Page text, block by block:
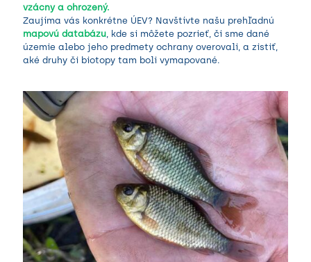
vzácny a ohrozený.
Zaujíma vás konkrétne ÚEV? Navštívte našu prehľadnú
mapovú databázu , kde si môžete pozrieť, či sme dané
územie alebo jeho predmety ochrany overovali, a zistiť,
aké druhy či biotopy tam boli vymapované.